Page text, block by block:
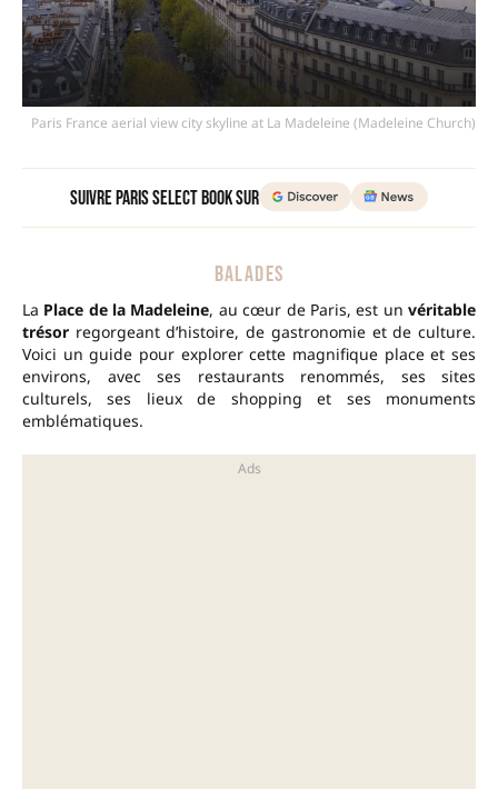
Paris France aerial view city skyline at La Madeleine (Madeleine Church)
Suivre Paris Select Book sur
BALADES
La Place de la Madeleine, au cœur de Paris, est unvéritable
trésor regorgeant d’histoire, de gastronomie et de culture.
Voici un guide pour explorer cette magnifique place et ses
environs, avec ses restaurants renommés, ses sites
culturels, ses lieux de shopping et ses monuments
emblématiques.